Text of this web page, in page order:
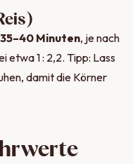
35–40 Minuten, je nach
etwa 1 : 2,2. Tipp: Lass
damit die Körner